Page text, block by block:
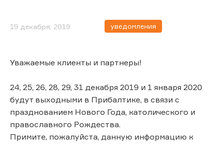
19 декабря, 2019 уведомления
Уважаемые клиенты и партнеры!
24, 25, 26, 28, 29, 31 декабря 2019 и 1 января 2020
будут выходными в Прибалтике, в связи с
празднованием Нового Года, католического и
православного Рождества.
Примите, пожалуйста, данную информацию к